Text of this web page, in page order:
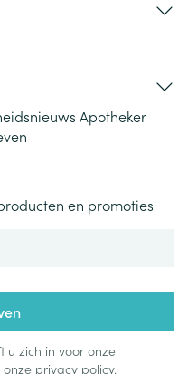
Apotheker
en promoties
u zich in voor onze
privacy policy.